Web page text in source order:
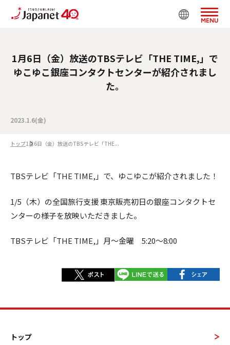
MENU
1月6日（金）放送のTBSテレビ「THE TIME,」で
ゆこゆこ銀座コンタクトセンターが紹介されまし
た。
2023.1.6(金)
トップ1月6日（金）放送のTBSテレビ「THE...
TBSテレビ「THE TIME,」で、ゆこゆこが紹介されました！
1/5（木）の全国旅行支援 東京販売初日の銀座コンタクトセ
ンターの様子を放映いただきました。
TBSテレビ 「THE TIME,」 月～金曜 5:20～8:00
トップ